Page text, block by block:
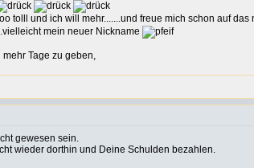
tolll und ich will mehr.......und freue mich schon auf
mein neuer Nickname
Tage zu geben,
gewesen sein.
wieder dorthin und Deine Schulden bezahlen.